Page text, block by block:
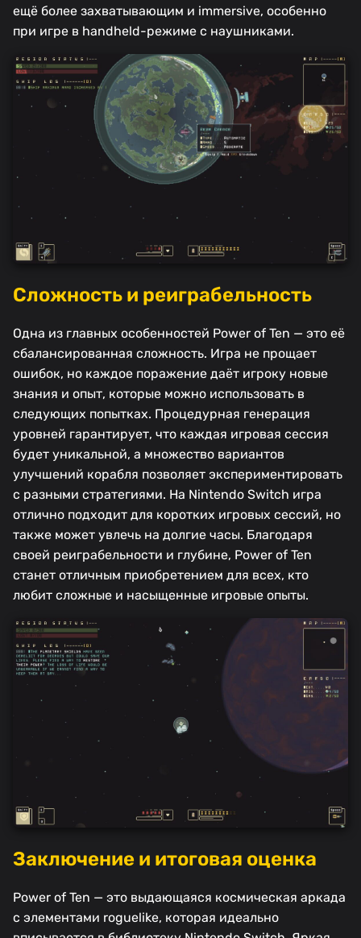
ещё более захватывающим и immersive, особенно
при игре в handheld-режиме с наушниками.
Сложность и реиграбельность
Одна из главных особенностей Power of Ten — это её
сбалансированная сложность. Игра не прощает
ошибок, но каждое поражение даёт игроку новые
знания и опыт, которые можно использовать в
следующих попытках. Процедурная генерация
уровней гарантирует, что каждая игровая сессия
будет уникальной, а множество вариантов
улучшений корабля позволяет экспериментировать
с разными стратегиями. На Nintendo Switch игра
отлично подходит для коротких игровых сессий, но
также может увлечь на долгие часы. Благодаря
своей реиграбельности и глубине, Power of Ten
станет отличным приобретением для всех, кто
любит сложные и насыщенные игровые опыты.
Заключение и итоговая оценка
Power of Ten — это выдающаяся космическая аркада
с элементами roguelike, которая идеально